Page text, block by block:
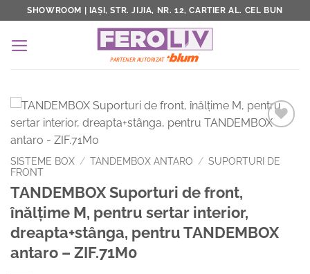
to
content
SHOWROOM | IAȘI, STR. JIJIA, NR. 12, CARTIER AL. CEL BUN
SISTEME BOX / TANDEMBOX ANTARO / SUPORTURI DE
FRONT
TANDEMBOX Suporturi de front,
înălţime M, pentru sertar interior,
dreapta+stânga, pentru TANDEMBOX
antaro – ZIF.71M0